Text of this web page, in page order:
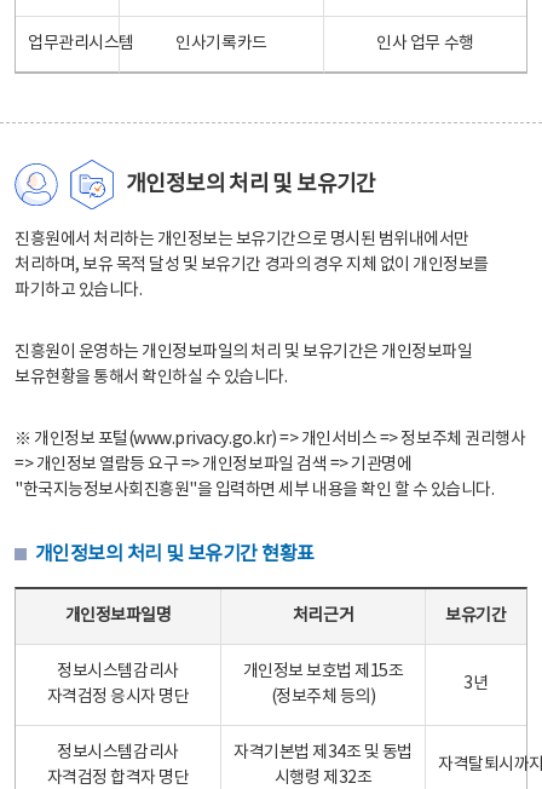
업무관리시스템 인사기록카드 인사 업무 수행
개인정보의 처리 및 보유기간
진흥원에서 처리하는 개인정보는 보유기간으로 명시된 범위내에서만
처리하며, 보유 목적 달성 및 보유기간 경과의 경우 지체 없이 개인정보를
파기하고 있습니다.
진흥원이 운영하는 개인정보파일의 처리 및 보유기간은 개인정보파일
보유현황을 통해서 확인하실 수 있습니다.
※ 개인정보 포털(www.privacy.go.kr) => 개인서비스 => 정보주체 권리행사
=> 개인정보 열람등 요구 => 개인정보파일 검색 => 기관명에
"한국지능정보사회진흥원"을 입력하면 세부 내용을 확인 할 수 있습니다.
개인정보의 처리 및 보유기간 현황표
개인정보파일명 처리근거 보유기간
정보시스템감리사
자격검정 응시자 명단
개인정보 보호법 제15조
(정보주체 등의)
3년
정보시스템감리사
자격검정 합격자 명단
자격기본법 제34조 및 동법
시행령 제32조
자격탈퇴시까